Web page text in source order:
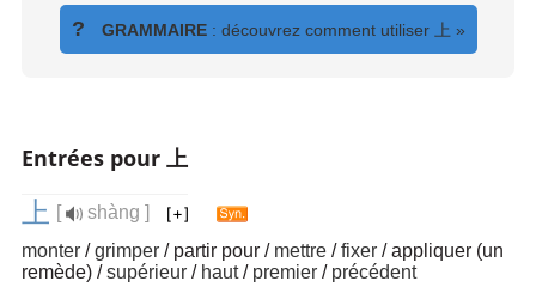
? GRAMMAIRE: découvrez comment utiliser 上 »
Entrées pour 上
上 [
shàng ]
monter /grimper / partir pour / mettre /fixer / appliquer (un
remède) /supérieur / haut/ premier / précédent